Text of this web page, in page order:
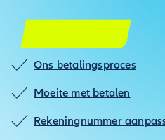
Ons betalingsproces
Moeite met betalen
Rekeningnummer